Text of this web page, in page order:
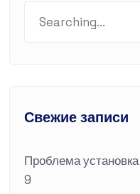
Свежие записи
Проблема
9